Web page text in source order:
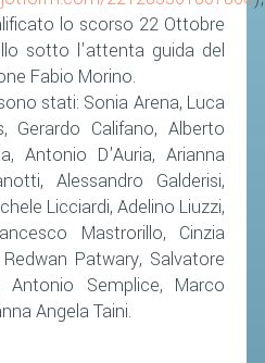
lo scorso 22 Ottobre
sotto l'attenta guida del
Fabio Morino.
stati: Sonia Arena, Luca
Gerardo Califano, Alberto
Antonio D'Auria, Arianna
Alessandro Galderisi,
Licciardi, Adelino Liuzzi,
Mastrorillo, Cinzia
Patwary, Salvatore
Antonio Semplice, Marco
Angela Taini.
TECNICO
PALABADMINTON
D'INTERESSE NAZIONALE
ATLETI
CON NOI
TECNICI TERRITORIALI
ATLETI